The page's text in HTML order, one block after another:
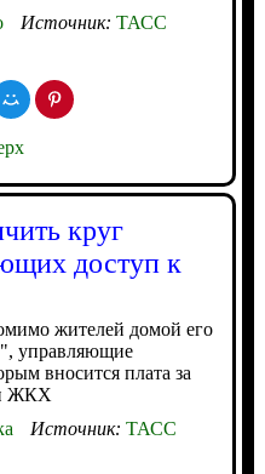
Источник: ТАСС
круг
доступ к
жителей домой его
управляющие
вносится плата за
ЖКХ
Источник: ТАСС